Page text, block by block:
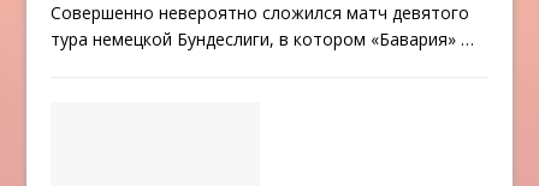
Совершенно невероятно сложился матч девятого
тура немецкой Бундеслиги, в котором «Бавария»…